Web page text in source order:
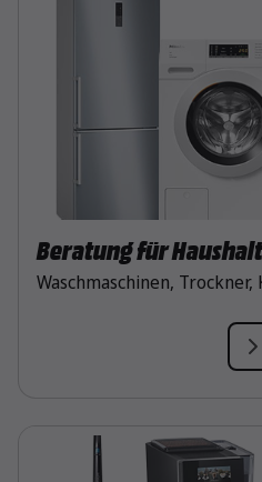
Beratung für
Waschmaschinen,